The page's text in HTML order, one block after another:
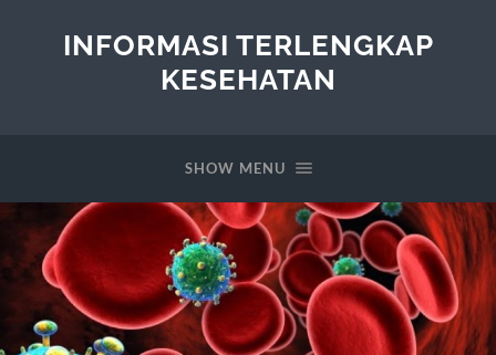
INFORMASI TERLENGKAP
KESEHATAN
SHOW MENU